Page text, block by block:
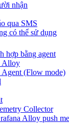
nhận
qua SMS
có thể sử dụng
hợp bằng agent
Alloy
Agent (Flow mode)
Collector
Alloy push